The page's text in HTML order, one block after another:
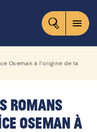
CONTENU
menu
Oseman à l’origine de la
romans
Oseman à